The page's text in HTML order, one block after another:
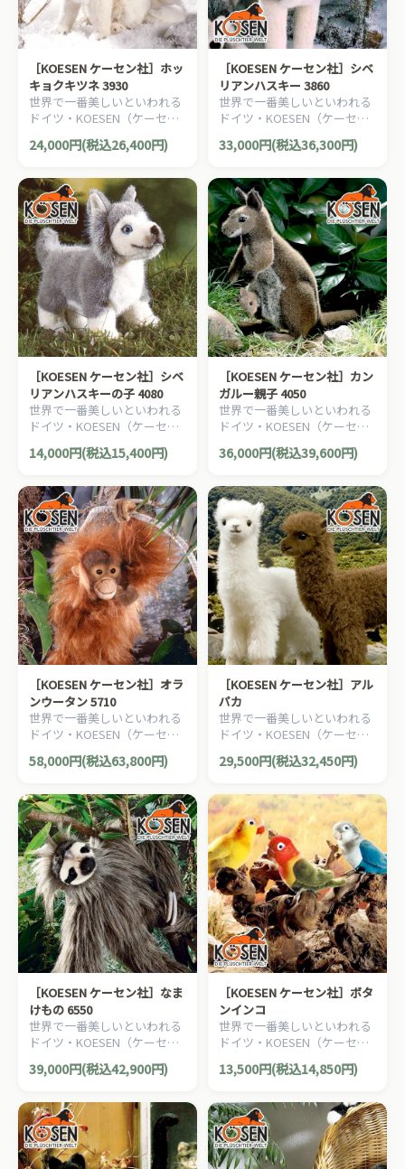
［KOESEN ケーセン社］ホッ
キョクキツネ 3930
世界で一番美しいといわれる
ドイツ・KOESEN（ケーセン
社）の動物のぬいぐるみ。愛
らしい表情のきつねのぬいぐ
24,000円(税込26,400円)
［KOESEN ケーセン社］シベ
リアンハスキー 3860
世界で一番美しいといわれる
ドイツ・KOESEN（ケーセン
社）の動物のぬいぐるみ。愛
らしい表情の犬（イヌ/いぬ）
33,000円(税込36,300円)
［KOESEN ケーセン社］シベ
リアンハスキーの子 4080
世界で一番美しいといわれる
ドイツ・KOESEN（ケーセン
社）の動物のぬいぐるみ。愛
らしい表情の犬（イヌ/いぬ）
14,000円(税込15,400円)
［KOESEN ケーセン社］カン
ガルー親子 4050
世界で一番美しいといわれる
ドイツ・KOESEN（ケーセン
社）の動物のぬいぐるみ。愛
らしい表情のカンガルーのぬ
36,000円(税込39,600円)
［KOESEN ケーセン社］オラ
ンウータン 5710
世界で一番美しいといわれる
ドイツ・KOESEN（ケーセン
社）の動物のぬいぐるみ。愛
らしい表情のオランウータン
58,000円(税込63,800円)
［KOESEN ケーセン社］アル
パカ
世界で一番美しいといわれる
ドイツ・KOESEN（ケーセン
社）の動物のぬいぐるみ。愛
らしい表情のアルパカのぬい
29,500円(税込32,450円)
［KOESEN ケーセン社］なま
けもの 6550
世界で一番美しいといわれる
ドイツ・KOESEN（ケーセン
社）の動物のぬいぐるみ。愛
らしい表情のナマケモノのぬ
39,000円(税込42,900円)
［KOESEN ケーセン社］ボタ
ンインコ
世界で一番美しいといわれる
ドイツ・KOESEN（ケーセン
社）の動物のぬいぐるみ。愛
らしい表情のインコのぬいぐ
13,500円(税込14,850円)